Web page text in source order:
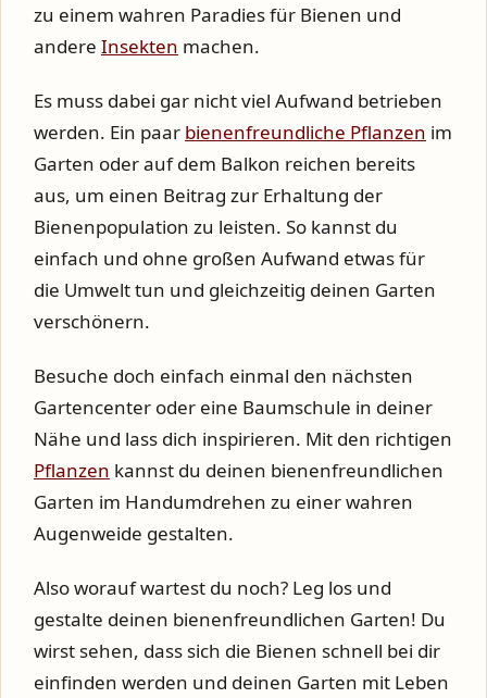
zu einem wahren Paradies für Bienen und
andere Insekten machen.
Es muss dabei gar nicht viel Aufwand betrieben
werden. Ein paar bienenfreundliche Pflanzen im
Garten oder auf dem Balkon reichen bereits
aus, um einen Beitrag zur Erhaltung der
Bienenpopulation zu leisten. So kannst du
einfach und ohne großen Aufwand etwas für
die Umwelt tun und gleichzeitig deinen Garten
verschönern.
Besuche doch einfach einmal den nächsten
Gartencenter oder eine Baumschule in deiner
Nähe und lass dich inspirieren. Mit den richtigen
Pflanzen kannst du deinen bienenfreundlichen
Garten im Handumdrehen zu einer wahren
Augenweide gestalten.
Also worauf wartest du noch? Leg los und
gestalte deinen bienenfreundlichen Garten! Du
wirst sehen, dass sich die Bienen schnell bei dir
einfinden werden und deinen Garten mit Leben